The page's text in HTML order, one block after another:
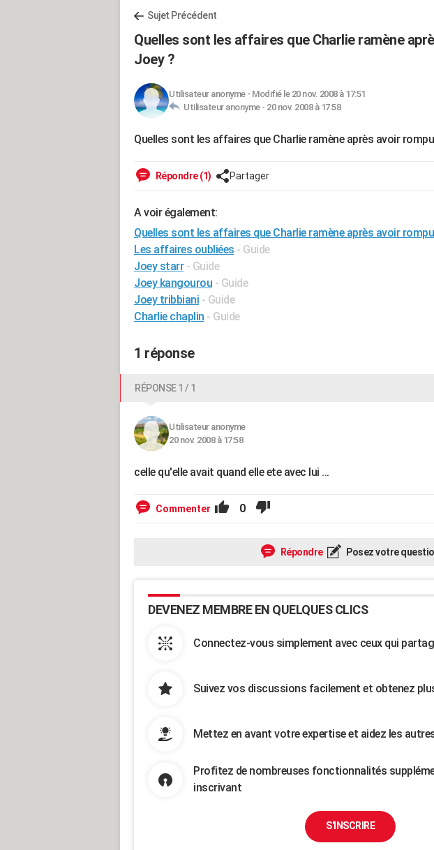
Sujet Précédent
Quelles sont les affaires que Charlie ramène
Joey ?
Utilisateur anonyme- Modifié le 20 nov. 2008 à 17:51
Utilisateur anonyme - 20 nov. 2008 à 17:58
Quelles sont les affaires que Charlie ramène après avoir
Répondre (1) Partager
A voir également:
Quelles sont les affaires que Charlie ramène après avoir
Les affaires oubliées - Guide
Joey starr - Guide
Joey kangourou - Guide
Joey tribbiani - Guide
Charlie chaplin - Guide
1 réponse
RÉPONSE 1 / 1
Utilisateur anonyme
20 nov. 2008 à 17:58
celle qu'elle avait quand elle ete avec lui ...
Commenter 0
Répondre Posez votre
DEVENEZ MEMBRE EN QUELQUES CLICS
Connectez-vous simplement avec ceux qui
Suivez vos discussions facilement et obtenez
Mettez en avant votre expertise et aidez les
Profitez de nombreuses fonctionnalités
inscrivant
S'INSCRIRE